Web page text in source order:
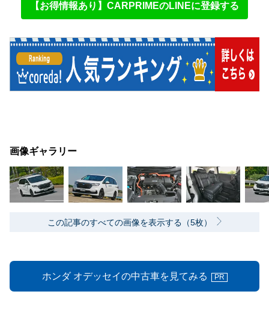
【お得情報あり】CARPRIMEのLINEに登録する
画像ギャラリー
この記事のすべての画像を表示する（5枚）
ホンダ オデッセイの中古車を見てみる PR